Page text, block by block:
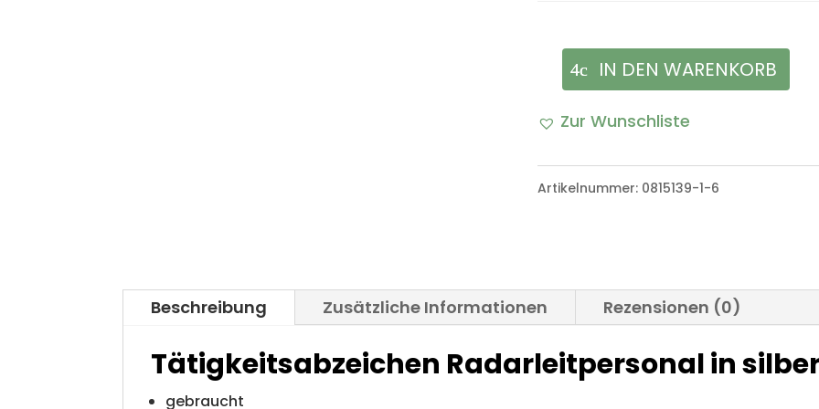
Tätigkeitsabzeichen
Radarleitpersonal
silber
IN DEN WARENKORB
Zur Wunschliste
Artikelnummer: 0815139-1-6
Beschreibung Zusätzliche Informationen Rezensionen (0)
Tätigkeitsabzeichen Radarleitpersonal in
gebraucht